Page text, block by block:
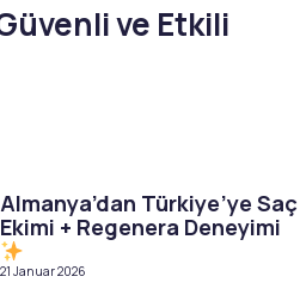
ve Etkili
Almanya’dan Türkiye’ye Saç
Ekimi + Regenera Deneyimi
21 Januar 2026